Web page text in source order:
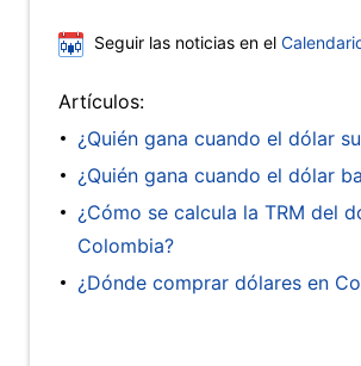
Seguir las noticias en el
Artículos:
¿Quién gana cuando el dólar
¿Quién gana cuando el dólar
¿Cómo se calcula la TRM del
Colombia?
¿Dónde comprar dólares en